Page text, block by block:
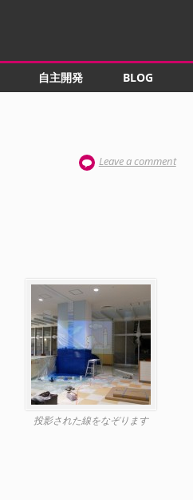
自主開発 BLOG
Leave a comment
投影された線をなぞります